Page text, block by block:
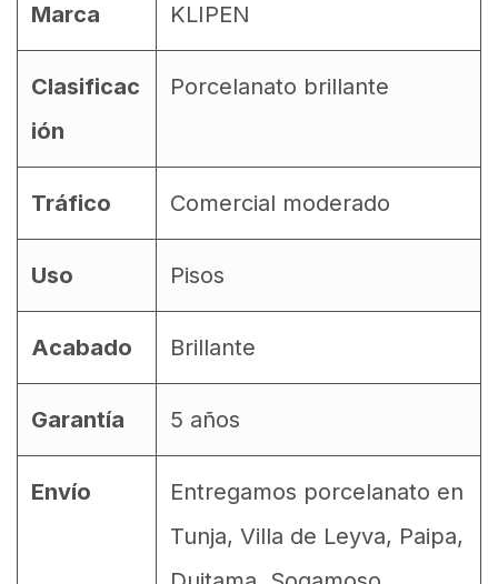
Marca KLIPEN
Clasificac
ión
Porcelanato brillante
Tráfico Comercial moderado
Uso Pisos
Acabado Brillante
Garantía 5 años
Envío
Entregamos porcelanato en
Tunja, Villa de Leyva, Paipa,